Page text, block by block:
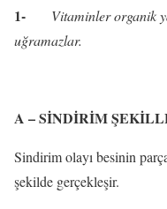
1-
Vitaminler organik
uğramazlar.
A –SİNDİRİM
Sindirim olayı besinin
şekilde gerçekleşir.